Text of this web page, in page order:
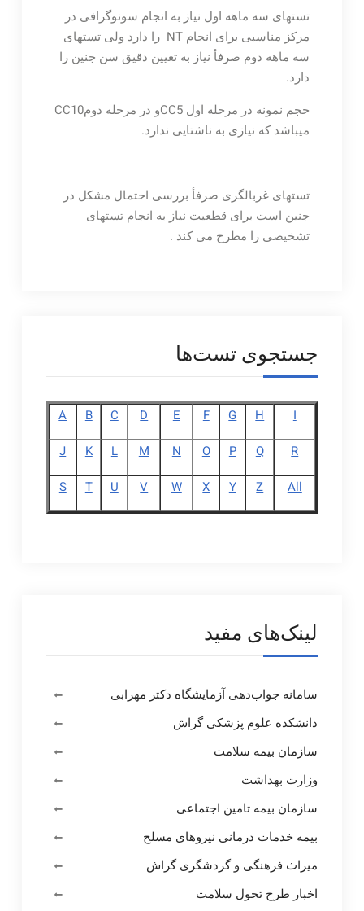
تستهای سه ماهه اول نیاز به انجام سونوگرافی در
مرکز مناسبی برای انجام NT را دارد ولی تستهای
سه ماهه دوم صرفأ نیاز به تعیین دقیق سن جنین را
دارد.
حجم نمونه در مرحله اول CC5و در مرحله دومCC10
میباشد که نیازی به ناشتایی ندارد.
تستهای غربالگری صرفأ بررسی احتمال مشکل در
جنین است برای قطعیت نیاز به انجام تستهای
تشخیصی را مطرح می کند .
جستجوی تست‌ها
I
H
G
F
E
D
C
B
A
R
Q
P
O
N
M
L
K
J
All
Z
Y
X
W
V
U
T
S
لینک‌های مفید
سامانه جواب‌دهی آزمایشگاه دکتر مهرابی
دانشکده علوم پزشکی گراش
سازمان بیمه سلامت
وزارت بهداشت
سازمان بیمه تامین اجتماعی
بیمه خدمات درمانی نیروهای مسلح
میراث فرهنگی و گردشگری گراش
اخبار طرح تحول سلامت